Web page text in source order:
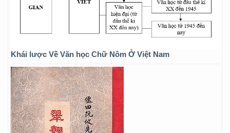
Khái lược Về Văn học Chữ Nôm Ở Việt Nam